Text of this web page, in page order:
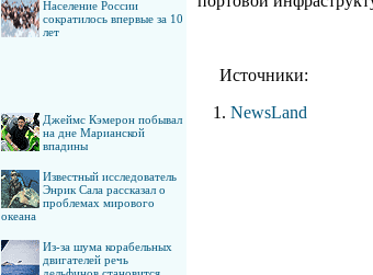
Население России
сократилось впервые за 10
лет
Джеймс Кэмерон побывал
на дне Марианской
впадины
Известный исследователь
Энрик Сала рассказал о
проблемах мирового
океана
Из-за шума корабельных
двигателей речь
Источники:
NewsLand